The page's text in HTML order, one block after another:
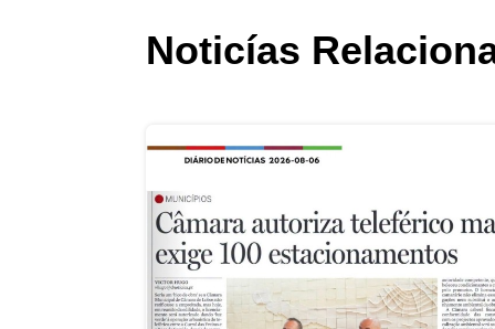
Noticías
Câmara Municipal aprovou o